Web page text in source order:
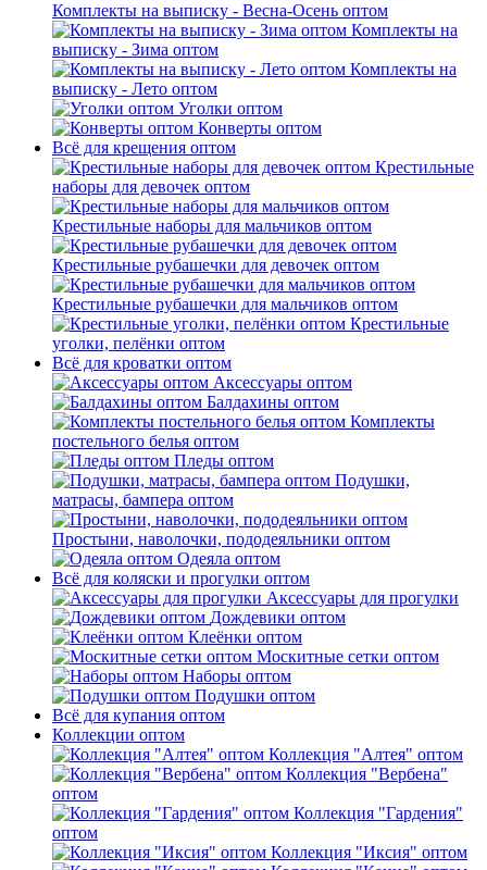
Комплекты на выписку - Весна-Осень оптом
Комплекты на
выписку - Зима оптом
Комплекты на
выписку - Лето оптом
Уголки оптом
Конверты оптом
Всё для крещения оптом
Крестильные
наборы для девочек оптом
Крестильные наборы для мальчиков оптом
Крестильные рубашечки для девочек оптом
Крестильные рубашечки для мальчиков оптом
Крестильные
уголки, пелёнки оптом
Всё для кроватки оптом
Аксессуары оптом
Балдахины оптом
Комплекты
постельного белья оптом
Пледы оптом
Подушки,
матрасы, бампера оптом
Простыни, наволочки, пододеяльники оптом
Одеяла оптом
Всё для коляски и прогулки оптом
Аксессуары для прогулки
Дождевики оптом
Клеёнки оптом
Москитные сетки оптом
Наборы оптом
Подушки оптом
Всё для купания оптом
Коллекции оптом
Коллекция "Алтея" оптом
Коллекция "Вербена"
оптом
Коллекция "Гардения"
оптом
Коллекция "Иксия" оптом